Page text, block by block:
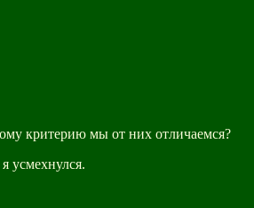
критерию мы от них отличаемся?
усмехнулся.